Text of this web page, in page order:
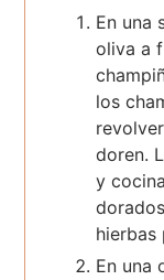
En una
oliva a
los
doren.
y
hierbas
En una